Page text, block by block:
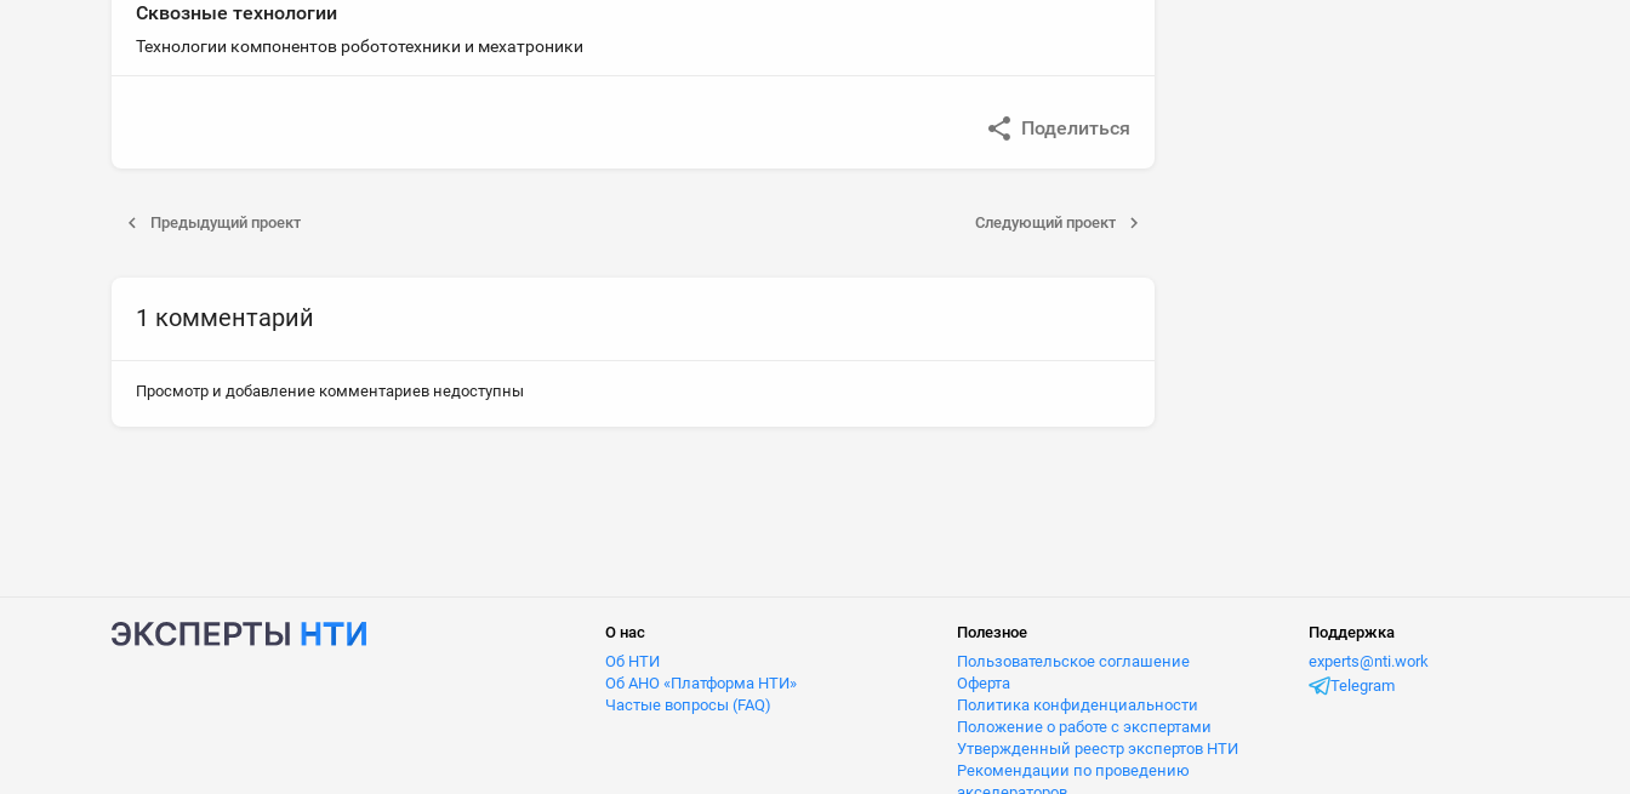
Сквозные технологии
Технологии компонентов робототехники и мехатроники
Поделиться
Предыдущий проект Следующий проект
1 комментарий
Просмотр и добавление комментариев недоступны
О нас
Об НТИ
Об АНО «Платформа НТИ»
Частые вопросы (FAQ)
Полезное
Пользовательское соглашение
Оферта
Политика конфиденциальности
Положение о работе с экспертами
Утвержденный реестр экспертов НТИ
Рекомендации по проведению
Поддержка
experts@nti.work
Telegram